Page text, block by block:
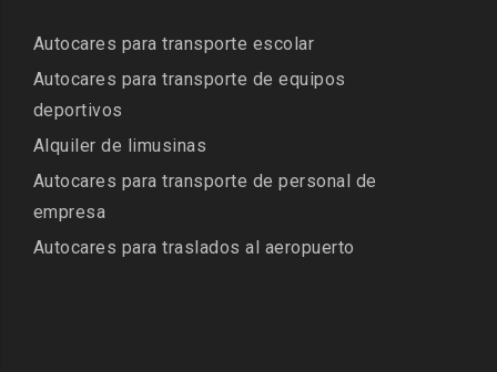
Autocares para transporte escolar
Autocares para transporte de equipos
deportivos
Alquiler de limusinas
Autocares para transporte de personal de
empresa
Autocares para traslados al aeropuerto